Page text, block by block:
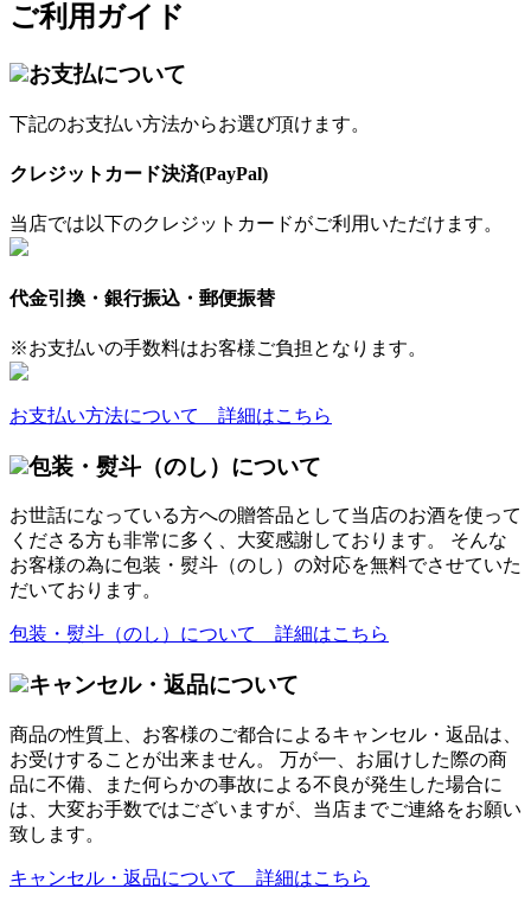
ご利用ガイド
お支払について
下記のお支払い方法からお選び頂けます。
クレジットカード決済(PayPal)
当店では以下のクレジットカードがご利用いただけます。
代金引換・銀行振込・郵便振替
※お支払いの手数料はお客様ご負担となります。
お支払い方法について 詳細はこちら
包装・熨斗（のし）について
お世話になっている方への贈答品として当店のお酒を使って
くださる方も非常に多く、大変感謝しております。 そんな
お客様の為に包装・熨斗（のし）の対応を無料でさせていた
だいております。
包装・熨斗（のし）について 詳細はこちら
キャンセル・返品について
商品の性質上、お客様のご都合によるキャンセル・返品は、
お受けすることが出来ません。 万が一、お届けした際の商
品に不備、また何らかの事故による不良が発生した場合に
は、大変お手数ではございますが、当店までご連絡をお願い
致します。
キャンセル・返品について 詳細はこちら